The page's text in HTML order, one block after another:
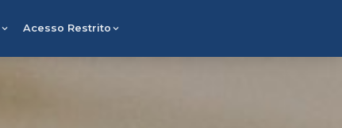
Acesso Restrito
WhatsApp